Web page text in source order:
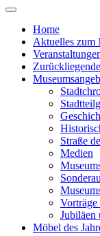
Home
Aktuelles zum
Straße
Medien
Vorträge
Jubiläen
Möbel des